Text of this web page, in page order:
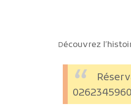
Découvrez
0262345960